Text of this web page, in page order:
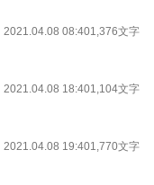
2021.04.08 08:401,376文字
2021.04.08 18:401,104文字
2021.04.08 19:401,770文字